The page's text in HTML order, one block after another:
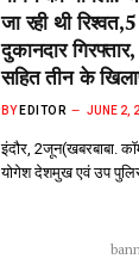
जा रही थी
दुकानदार
सहित तीन के
BY EDITOR JUNE 2,
इंदौर, 2जून(खबरबाबा.
योगेश देशमुख एवं उप पुलिस